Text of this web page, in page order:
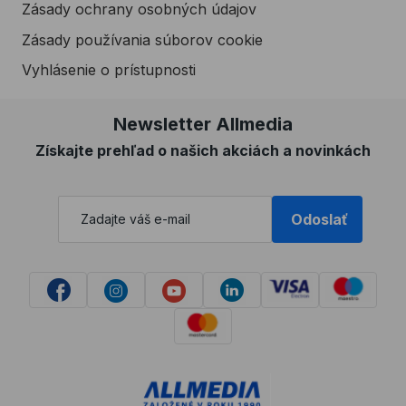
Zásady ochrany osobných údajov
Zásady používania súborov cookie
Vyhlásenie o prístupnosti
Newsletter Allmedia
Získajte prehľad o našich akciách a novinkách
Odoslať